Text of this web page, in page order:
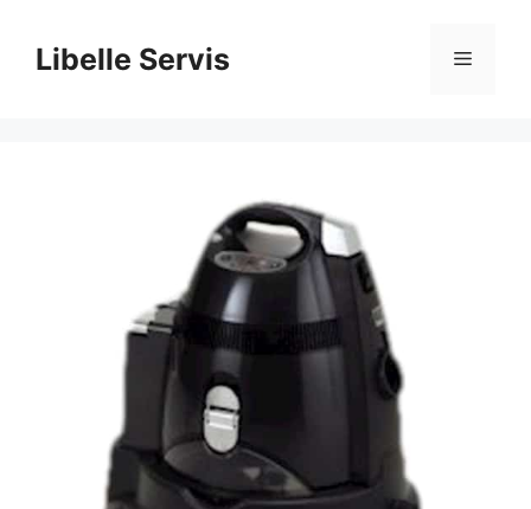
Libelle Servis Menü